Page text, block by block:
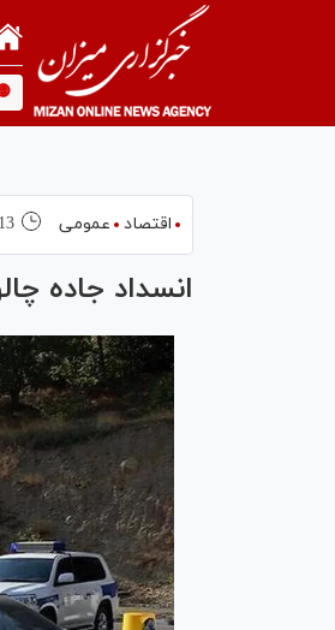
اقتصاد عمومی
انسداد جاده چالوس